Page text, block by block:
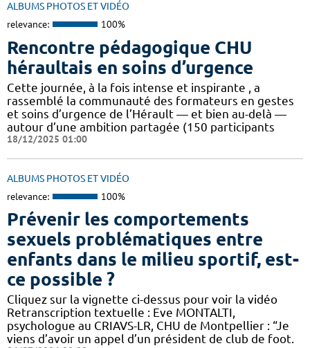
ALBUMS PHOTOS ET VIDÉO
relevance: 100%
Rencontre pédagogique CHU
héraultais en soins d’urgence
Cette journée, à la fois intense et inspirante , a
rassemblé la communauté des formateurs en gestes
et soins d’urgence de l’Hérault — et bien au-delà —
autour d’une ambition partagée (150 participants
18/12/2025 01:00
ALBUMS PHOTOS ET VIDÉO
relevance: 100%
Prévenir les comportements
sexuels problématiques entre
enfants dans le milieu sportif, est-
ce possible ?
Cliquez sur la vignette ci-dessus pour voir la vidéo
Retranscription textuelle : Eve MONTALTI,
psychologue au CRIAVS-LR, CHU de Montpellier : “Je
viens d’avoir un appel d’un président de club de foot.